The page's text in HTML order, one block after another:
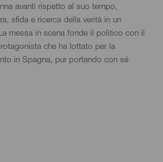
avanti rispetto al suo tempo,
sfida e ricerca della verità in un
messa in scena fonde il politico con il
che ha lottato per la
in Spagna, pur portando con sé